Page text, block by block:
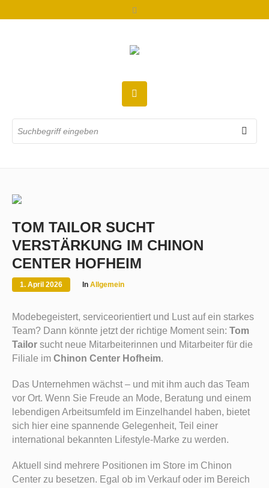
TOM TAILOR SUCHT
VERSTÄRKUNG IM CHINON
CENTER HOFHEIM
1. April 2026 In Allgemein
Modebegeistert, serviceorientiert und Lust auf ein starkes
Team? Dann könnte jetzt der richtige Moment sein: Tom
Tailor sucht neue Mitarbeiterinnen und Mitarbeiter für die
Filiale im Chinon Center Hofheim.
Das Unternehmen wächst – und mit ihm auch das Team
vor Ort. Wenn Sie Freude an Mode, Beratung und einem
lebendigen Arbeitsumfeld im Einzelhandel haben, bietet
sich hier eine spannende Gelegenheit, Teil einer
international bekannten Lifestyle-Marke zu werden.
Aktuell sind mehrere Positionen im Store im Chinon
Center zu besetzen. Egal ob im Verkauf oder im Bereich